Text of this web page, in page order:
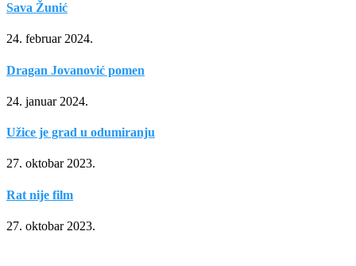
Sava Žunić
24. februar 2024.
Dragan Jovanović pomen
24. januar 2024.
Užice je grad u odumiranju
27. oktobar 2023.
Rat nije film
27. oktobar 2023.